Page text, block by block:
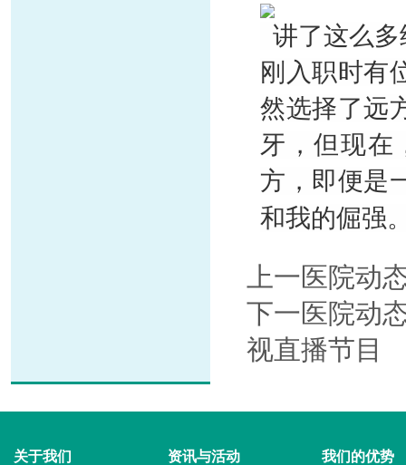
讲了这么
刚入职时有
然选择了远
牙，但现在
方，即便是
和我的倔强
上一医院
下一医院
视直播节目
关于我们 资讯与活动 我们的优势